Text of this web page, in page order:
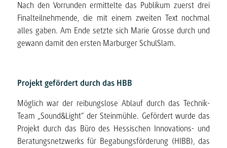
Nach den Vorrunden ermittelte das Publikum zuerst drei
Finalteilnehmende, die mit einem zweiten Text nochmal
alles gaben. Am Ende setzte sich Marie Grosse durch und
gewann damit den ersten Marburger SchulSlam.
Projekt gefördert durch das HBB
Möglich war der reibungslose Ablauf durch das Technik-
Team „Sound&Light“ der Steinmühle. Gefördert wurde das
Projekt durch das Büro des Hessischen Innovations- und
Beratungsnetzwerks für Begabungsförderung (HIBB), das